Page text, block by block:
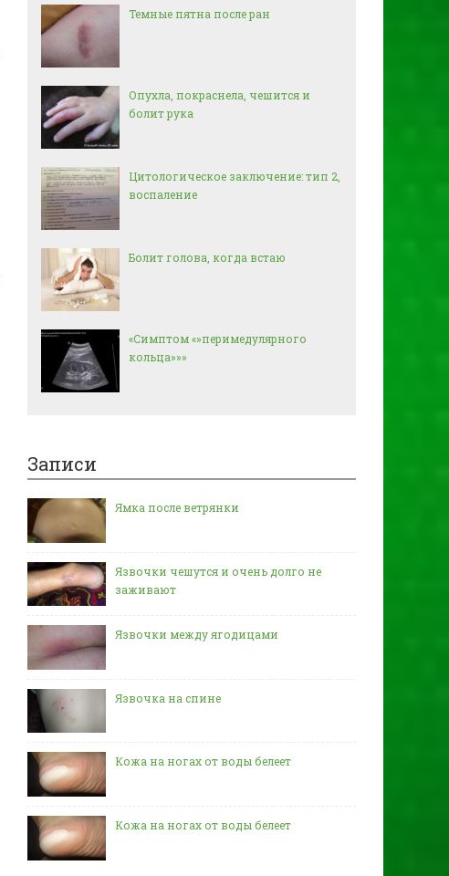
Темные пятна после ран
Опухла, покраснела, чешится и
болит рука
Цитологическое заключение: тип 2,
воспаление
Болит голова, когда встаю
«Симптом «»перимедулярного
кольца»»»
Записи
Ямка после ветрянки
Язвочки чешутся и очень долго не
заживают
Язвочки между ягодицами
Язвочка на спине
Кожа на ногах от воды белеет
Кожа на ногах от воды белеет